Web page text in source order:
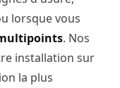
lorsque vous
. Nos
installation sur
la plus